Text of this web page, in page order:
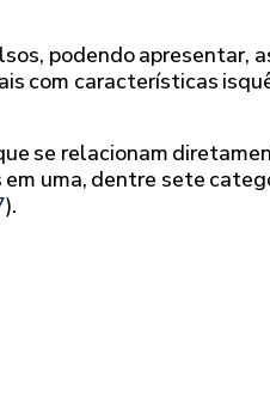
podendo apresentar,
com características
se relacionam
uma, dentre sete
).